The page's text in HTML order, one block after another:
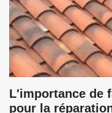
L'importance de
pour la